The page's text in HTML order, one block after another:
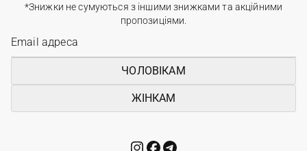
*Знижки не сумуються з іншими знижками та акційними
пропозиціями.
ЧОЛОВІКАМ
ЖІНКАМ